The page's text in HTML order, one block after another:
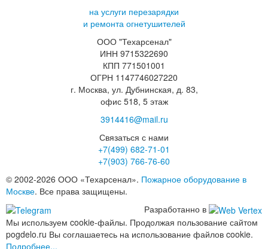
на услуги перезарядки
и ремонта огнетушителей
ООО "Техарсенал"
ИНН 9715322690
КПП 771501001
ОГРН 1147746027220
г. Москва, ул. Дубнинская, д. 83,
офис 518, 5 этаж
3914416@mail.ru
Связаться с нами
+7(499) 682-71-01
+7(903) 766-76-60
© 2002-2026 ООО «Техарсенал». Пожарное оборудование в
Москве. Все права защищены.
Разработанно в
Мы используем cookie-файлы. Продолжая пользование сайтом
pogdelo.ru Вы соглашаетесь на использование файлов cookie.
Подробнее...